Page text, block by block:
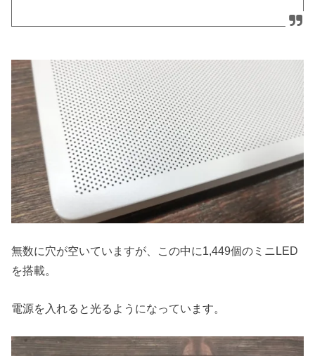
無数に穴が空いていますが、この中に1,449個のミニLED
を搭載。
電源を入れると光るようになっています。